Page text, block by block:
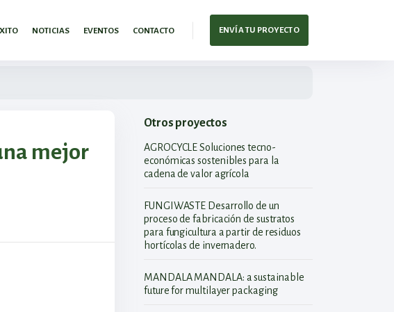
NOTICIAS EVENTOS CONTACTO ENVÍA TU PROYECTO
mejor
Otros proyectos
AGROCYCLE Soluciones tecno-
económicas sostenibles para la
cadena de valor agrícola
FUNGIWASTE Desarrollo de un
proceso de fabricación de sustratos
para fungicultura a partir de residuos
hortícolas de invernadero.
MANDALA MANDALA: a sustainable
future for multilayer packaging